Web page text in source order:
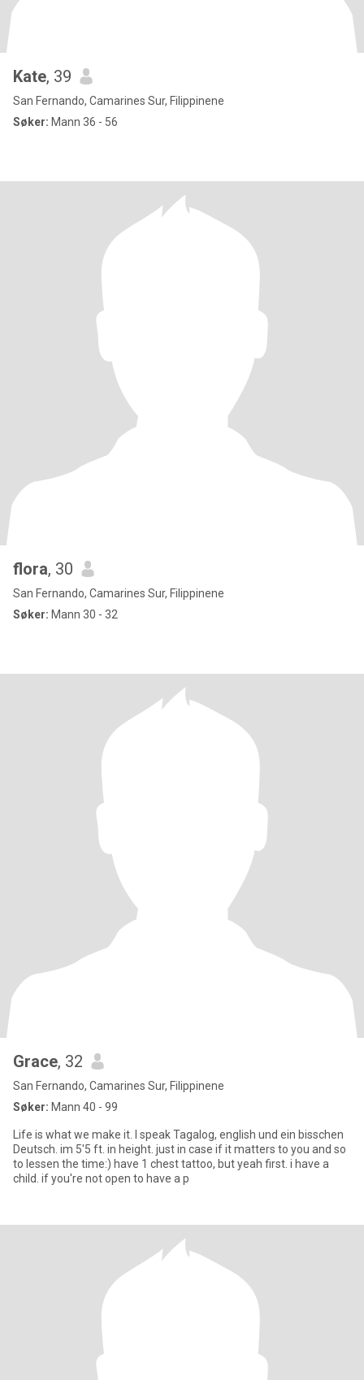
Kate, 39
San Fernando, Camarines Sur, Filippinene
Søker: Mann 36 - 56
flora, 30
San Fernando, Camarines Sur, Filippinene
Søker: Mann 30 - 32
Grace, 32
San Fernando, Camarines Sur, Filippinene
Søker: Mann 40 - 99
Life is what we make it. I speak Tagalog, english und ein bisschen
Deutsch. im 5'5 ft. in height. just in case if it matters to you and so
to lessen the time:) have 1 chest tattoo, but yeah first. i have a
child. if you're not open to have a p